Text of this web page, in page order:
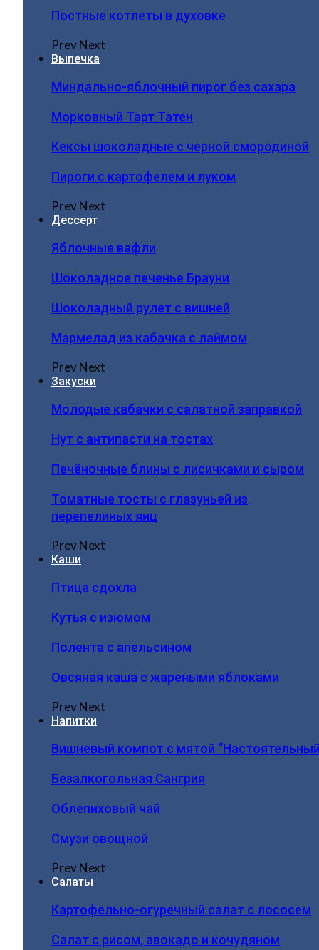
Постные котлеты в духовке
PrevNext
Выпечка
Миндально-яблочный пирог без сахара
Морковный Тарт Татен
Кексы шоколадные с черной смородиной
Пироги c картофелем и луком
PrevNext
Дессерт
Яблочные вафли
Шоколадное печенье Брауни
Шоколадный рулет с вишней
Мармелад из кабачка с лаймом
PrevNext
Закуски
Молодые кабачки с салатной заправкой
Нут с антипасти на тостах
Печёночные блины с лисичками и сыром
Томатные тосты с глазуньей из
перепелиных яиц
PrevNext
Каши
Птица сдохла
Кутья с изюмом
Полента с апельсином
Овсяная каша с жареными яблоками
PrevNext
Напитки
Вишневый компот с мятой
Безалкогольная Сангрия
Облепиховый чай
Смузи овощной
PrevNext
Салаты
Картофельно-огуречный салат с лососем
Салат с рисом, авокадо и кочудяном